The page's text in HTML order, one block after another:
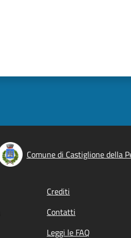
Comune di Castiglione della
Crediti
Contatti
Leggi le FAQ